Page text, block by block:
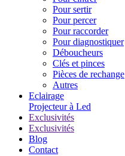
Pour sertir
Pour percer
Pour raccorder
Pour diagnostiquer
Déboucheurs
Clés et pinces
Pièces de rechange
Autres
Eclairage
Projecteur à Led
Exclusivités
Exclusivités
Blog
Contact